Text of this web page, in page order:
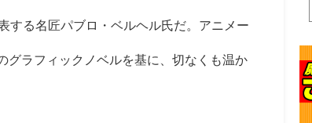
する名匠パブロ・ベルヘル氏だ。アニメー
グラフィックノベルを基に、切なくも温か